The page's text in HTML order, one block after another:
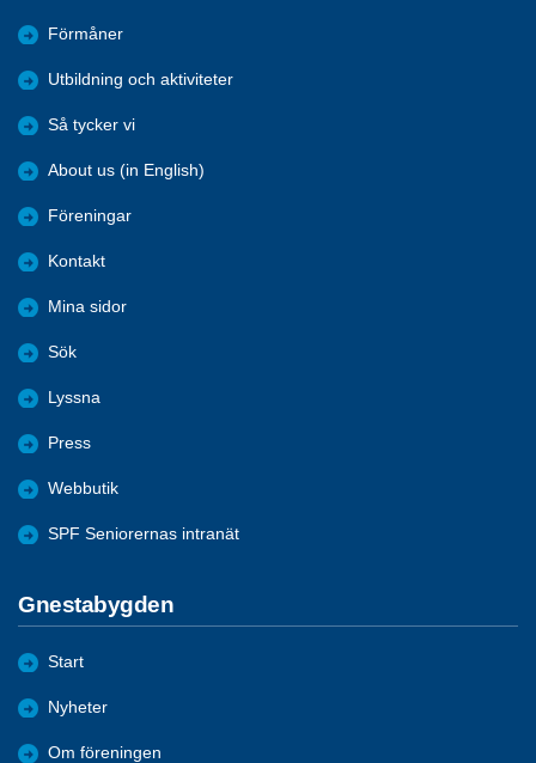
Förmåner
Utbildning och aktiviteter
Så tycker vi
About us (in English)
Föreningar
Kontakt
Mina sidor
Sök
Lyssna
Press
Webbutik
SPF Seniorernas intranät
Gnestabygden
Start
Nyheter
Om föreningen